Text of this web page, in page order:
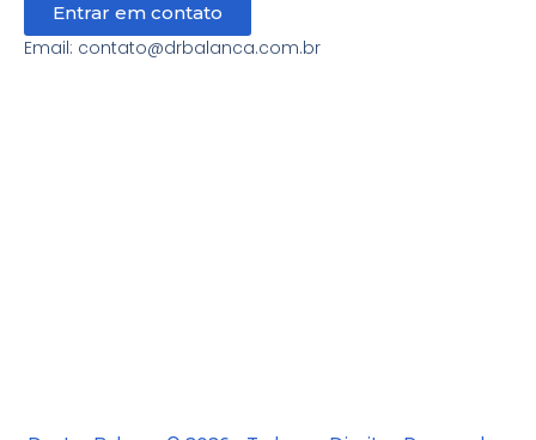
Entrar em contato
Email: contato@drbalanca.com.br